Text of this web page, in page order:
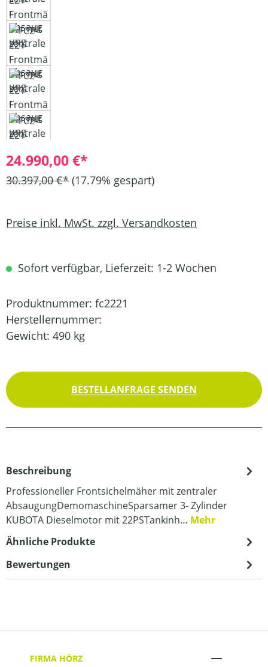
24.990,00 €*
30.397,00 €* (17.79% gespart)
Preise inkl. MwSt. zzgl. Versandkosten
Sofort verfügbar, Lieferzeit: 1-2 Wochen
Produktnummer: fc2221
Herstellernummer:
Gewicht: 490 kg
BESTELLANFRAGE SENDEN
Beschreibung
Professioneller Frontsichelmäher mit zentraler
AbsaugungDemomaschineSparsamer 3- Zylinder
KUBOTA Dieselmotor mit 22PSTankinh… Mehr
Ähnliche Produkte
Bewertungen
FIRMA HÖRZ